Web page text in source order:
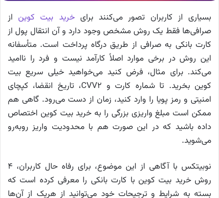
بسیاری از کاربران تصور می‌کنند برایخرید بیت کویناز
صرافی‌ها فقط یک روش مشخص وجود دارد و آن انتقال پول از
کارت بانکی به صرافی از طریق درگاه پرداخت است. متأسفانه
این روش در برخی موارد اصلاً کارآمد نیست و فرد را ناامید
می‌کند. برای مثال، فرض کنید می‌خواهید خیلی سریع بیت
کوین بخرید. تا شماره کارت و CVV2، تاریخ انقضا، کپچای
امنیتی و رمز پویا را وارد کنید، زمان از دست می‌رود. گاهی هم
ممکن است مبلغ واریزی بزرگی را به خرید بیت کوین اختصاص
داده باشید که در این صورت هم با محدودیت واریز روبه‌رو
می‌شوید.
نوبیتکس با آگاهی از این موضوع، برای رفاه حال کاربران، ۴
روش خرید بیت کوین با کارت بانکی را معرفی کرده است که
بسته به شرایط و ترجیحات خود می‌توانید از هریک از آن‌ها